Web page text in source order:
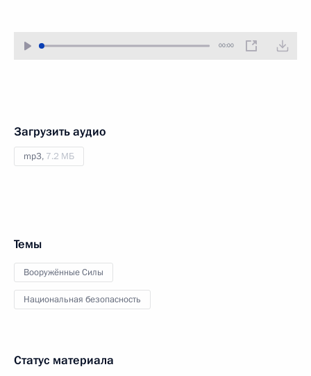
00:00
Загрузить аудио
mp3, 7.2 МБ
Темы
Вооружённые Силы
Национальная безопасность
Статус материала